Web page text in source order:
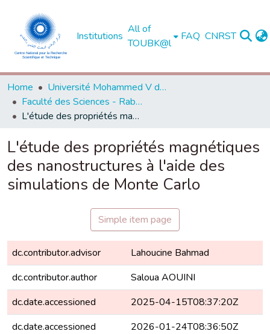
Institutions
All of
TOUBK@l
FAQ CNRST
Home
Université Mohammed V de Rabat
Faculté des Sciences - Rabat
L'étude des propriétés magnétiques des nanostructures à l'aide des simulations de Monte Carlo
L'étude des propriétés magnétiques
des nanostructures à l'aide des
simulations de Monte Carlo
Simple item page
dc.contributor.advisor
Lahoucine Bahmad
dc.contributor.author
Saloua AOUINI
dc.date.accessioned
2025-04-15T08:37:20Z
dc.date.accessioned
2026-01-24T08:36:50Z